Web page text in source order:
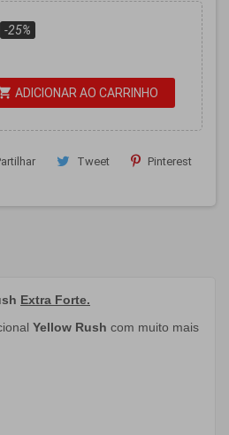
-25%
ADICIONAR AO CARRINHO
Tweet Pinterest
Extra Forte.
Yellow Rush com muito mais